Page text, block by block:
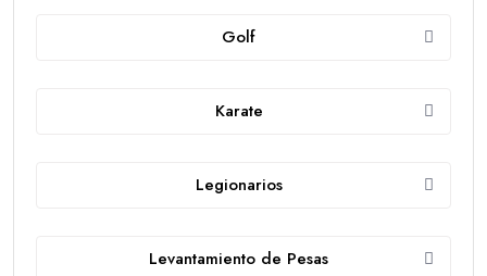
Golf
Karate
Legionarios
Levantamiento de Pesas